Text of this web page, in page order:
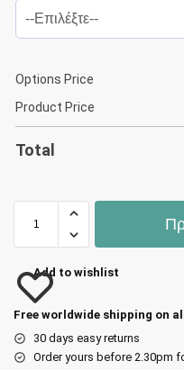
Options Price
Product Price
Total
Add to wishlist
Free worldwide shipping on
30 days easy returns
Order yours before 2.30pm